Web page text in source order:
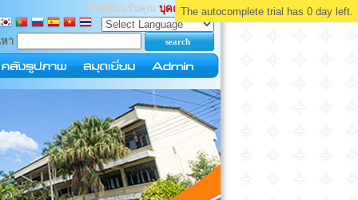
ยินดีต้อนรับคุณ บุคคลทั่วไป
า
The autocomplete trial has 0 day left.